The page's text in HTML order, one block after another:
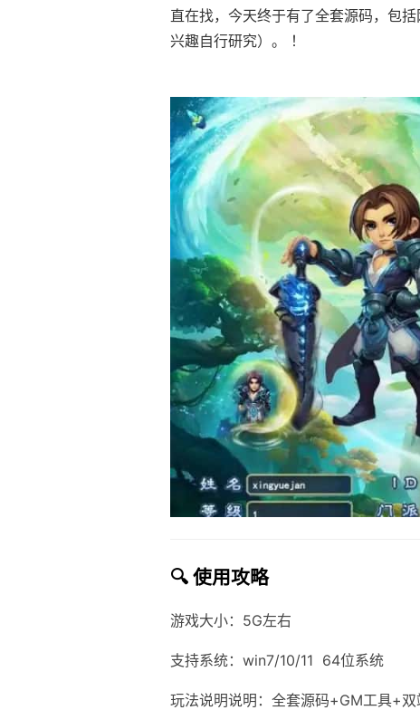
直在找，今天终于有了全套源码，包
兴趣自行研究）。 ！
🔍 使用攻略
游戏大小：5G左右
支持系统：win7/10/11 64位系统
玩法说明说明：全套源码+GM工具+